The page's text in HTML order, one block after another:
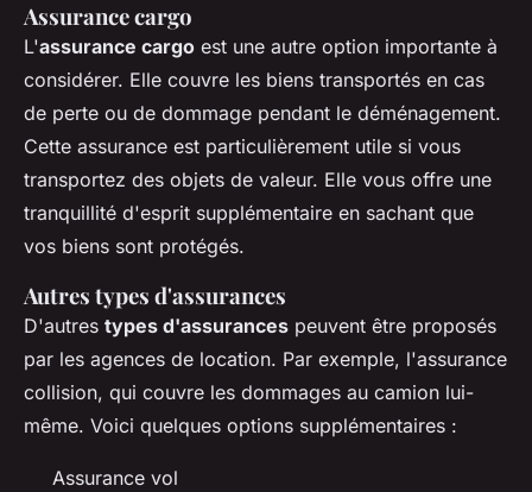
Assurance cargo
L'assurance cargo est une autre option importante à
considérer. Elle couvre les biens transportés en cas
de perte ou de dommage pendant le déménagement.
Cette assurance est particulièrement utile si vous
transportez des objets de valeur. Elle vous offre une
tranquillité d'esprit supplémentaire en sachant que
vos biens sont protégés.
Autres types d'assurances
D'autres types d'assurances peuvent être proposés
par les agences de location. Par exemple, l'assurance
collision, qui couvre les dommages au camion lui-
même. Voici quelques options supplémentaires :
Assurance vol